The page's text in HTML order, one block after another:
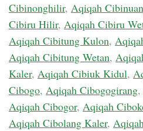
Cibinonghilir, Aqiqah
Cibiru Hilir, Aqiqah Cibiru
Aqiqah Cibitung Kulon,
Aqiqah Cibitung Wetan,
Kaler, Aqiqah Cibiuk Kidul,
Cibogo, Aqiqah Cibogogirang,
Aqiqah Cibogor, Aqiqah
Aqiqah Cibolang Kaler,